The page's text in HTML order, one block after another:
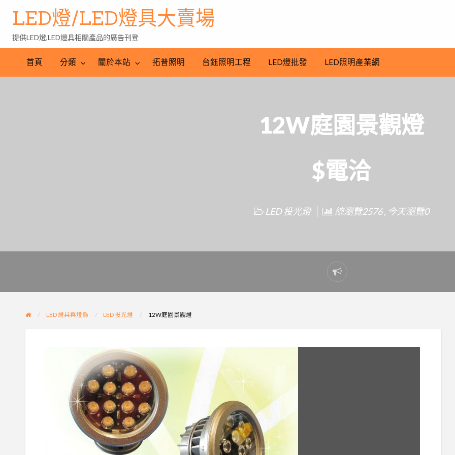
LED
批
LED
照
產
LED燈/LED燈具大賣場
提供LED燈,LED燈具相關產品的廣告刊登
首頁 分類 關於本站 拓普照明 台鈺照明工程 LED燈批發 LED照明產業網
12W庭園景觀燈
$電洽
LED 投光燈 總瀏覽2576 , 今天瀏覽0
Report
problem
LED 燈具與燈飾 LED 投光燈 12W庭園景觀燈